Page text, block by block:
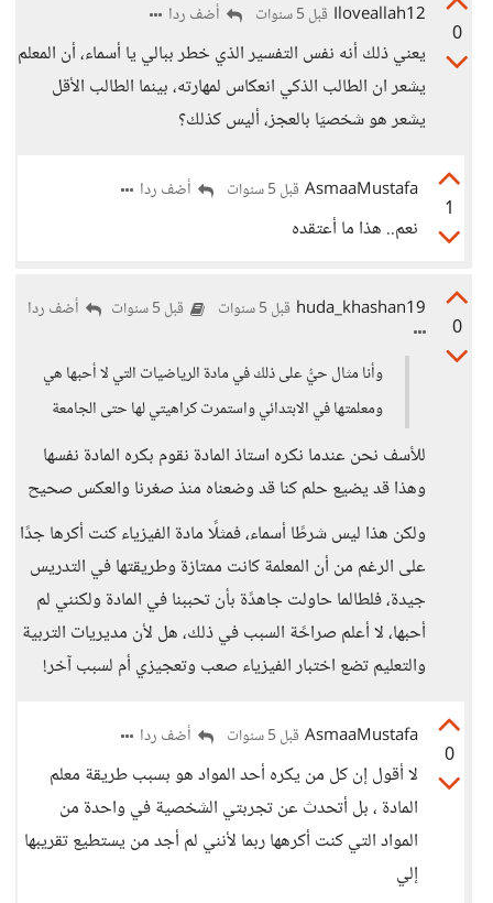
0
Iloveallah12 قبل 5 سنوات أضف ردا
يعني ذلك أنه نفس التفسير الذي خطر ببالي يا أسماء، أن المعلم
يشعر ان الطالب الذكي انعكاس لمهارته، بينما الطالب الأقل
يشعر هو شخصيَا بالعجز، أليس كذلك؟
1
AsmaaMustafa قبل 5 سنوات أضف ردا
نعم.. هذا ما أعتقده
0
huda_khashan19 قبل 5 سنوات قبل 5 سنوات أضف ردا
وأنا مثال حيُّ على ذلك في مادة الرياضيات التي لا أحبها هي
ومعلمتها في الابتدائي واستمرت كراهيتي لها حتى الجامعة
للأسف نحن عندما نكره استاذ المادة نقوم بكره المادة نفسها
وهذا قد يضيع حلم كنا قد وضعناه منذ صغرنا والعكس صحيح
ولكن هذا ليس شرطًا أسماء، فمثلًا مادة الفيزياء كنت أكرها جدًا
على الرغم من أن المعلمة كانت ممتازة وطريقتها في التدريس
جيدة، فلطالما حاولت جاهدًة بأن تحببنا في المادة ولكنني لم
أحبها، لا أعلم صراحًة السبب في ذلك، هل لأن مديريات التربية
والتعليم تضع اختبار الفيزياء صعب وتعجيزي أم لسبب آخر!
0
AsmaaMustafa قبل 5 سنوات أضف ردا
لا أقول إن كل من يكره أحد المواد هو بسبب طريقة معلم
المادة ، بل أتحدث عن تجربتي الشخصية في واحدة من
المواد التي كنت أكرهها ربما لأنني لم أجد من يستطيع تقريبها
إلي